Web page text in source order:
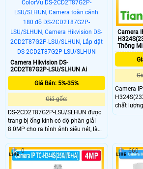
Camera Hikvision DS-
2CD2T87G2P-LSU/SLHUN Ai
Giá Bán: 5%-35%
Giá gốc:
DS-2CD2T87G2P-LSU/SLHUN được
trang bị ống kính có độ phân giải
8.0MP cho ra hình ảnh siêu nét, là
dòng camera có 2 mắt kết hợp nhìn
góc nhìn rộng lên đến 180 độ, không
bị méo hình ở khoảng cách 1m,
trang bị đèn Led tầm xa nhìn có
Camera
Thông
Camera
chất
khoảng
0 660